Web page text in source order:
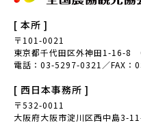
[ 本所 ]
〒101-0021
東京都千代田区外神田1-16-8
電話：03-5297-0321／FAX：
[ 西日本事務所 ]
〒532-0011
大阪府大阪市淀川区西中島3-